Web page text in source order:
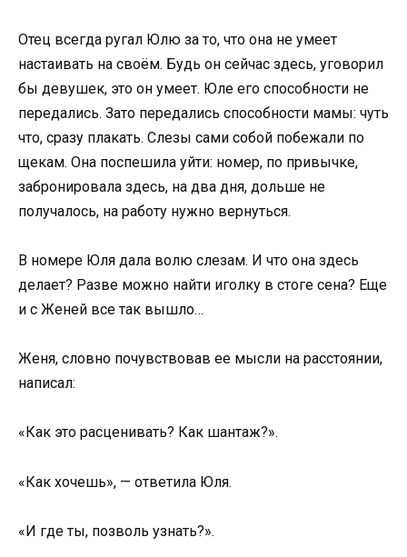
Отец всегда ругал Юлю за то, что она не умеет
настаивать на своём. Будь он сейчас здесь, уговорил
бы девушек, это он умеет. Юле его способности не
передались. Зато передались способности мамы: чуть
что, сразу плакать. Слезы сами собой побежали по
щекам. Она поспешила уйти: номер, по привычке,
забронировала здесь, на два дня, дольше не
получалось, на работу нужно вернуться.
В номере Юля дала волю слезам. И что она здесь
делает? Разве можно найти иголку в стоге сена? Еще
и с Женей все так вышло…
Женя, словно почувствовав ее мысли на расстоянии,
написал:
«Как это расценивать? Как шантаж?».
«Как хочешь», — ответила Юля.
«И где ты, позволь узнать?».